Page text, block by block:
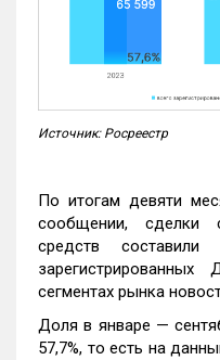
Источник: Росреестр
По итогам девяти
сообщении, сделки
средств
сегментах рынка
Доля в январе —
57,7%, то есть на